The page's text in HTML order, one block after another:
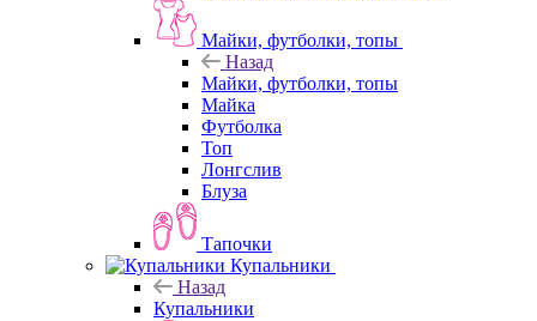
Майки, футболки, топы
Назад
Майки, футболки, топы
Майка
Футболка
Топ
Лонгслив
Блуза
Тапочки
Купальники
Назад
Купальники